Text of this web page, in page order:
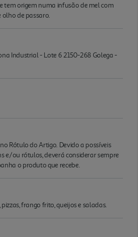
tem origem numa infusão de mel com
de passaro.
Industrial - Lote 6 2150-268 Golega -
Rótulo do Artigo. Devido a possíveis
e/ou rótulos, deverá considerar sempre
o produto que recebe.
frango frito, queijos e saladas.